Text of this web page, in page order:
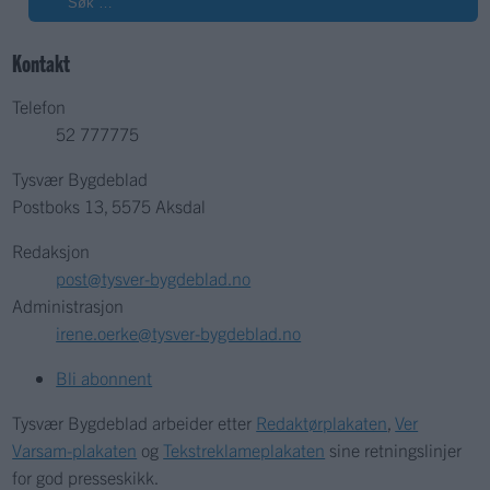
Kontakt
Telefon
52 777775
Tysvær Bygdeblad
Postboks 13, 5575 Aksdal
Redaksjon
post@tysver-bygdeblad.no
Administrasjon
irene.oerke@tysver-bygdeblad.no
Bli abonnent
Tysvær Bygdeblad arbeider etter Redaktørplakaten ,Ver
Varsam-plakaten og Tekstreklameplakaten sine retningslinjer
for god presseskikk.